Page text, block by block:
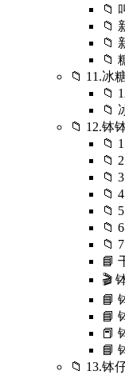
📁
📁
📁
📁
📁 11.冰
📁
📁
📁 12.钵
📁
📁
📁
📁
📁
📁
📁
📘
🎬
📘
📘
📕
📘
📁 13.钵